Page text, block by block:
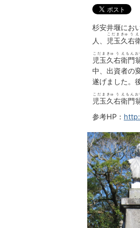
杉安井堰にお
人、
児玉
こだま
久
きゅ
右
う
児玉
こだま
久
きゅ
右
う
衛門
えもん お
中、出資者の
遂げました。
児玉
こだま
久
きゅ
右
う
衛門
えもん お
参考HP：